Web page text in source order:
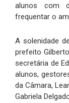
alunos com
frequentar o
A solenidade
prefeito
secretária de
alunos,
da Câmara,
Gabriela